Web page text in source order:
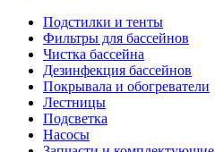
Подстилки и тенты
Фильтры для бассейнов
Чистка бассейна
Дезинфекция бассейнов
Покрывала и обогреватели
Лестницы
Подсветка
Насосы